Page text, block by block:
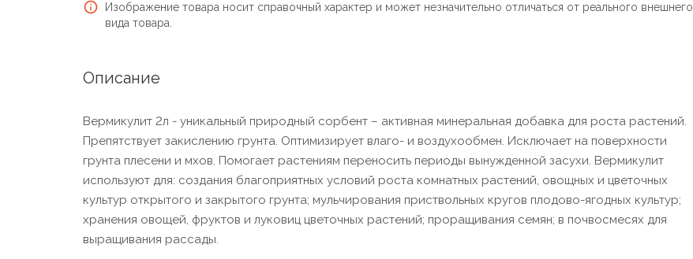
Изображение товара носит справочный характер и может незначительно отличаться от реального внешнего
вида товара.
Описание
Вермикулит 2л - уникальный природный сорбент – активная минеральная добавка для роста растений.
Препятствует закислению грунта. Оптимизирует влаго- и воздухообмен. Исключает на поверхности
грунта плесени и мхов. Помогает растениям переносить периоды вынужденной засухи. Вермикулит
используют для: создания благоприятных условий роста комнатных растений, овощных и цветочных
культур открытого и закрытого грунта; мульчирования приствольных кругов плодово-ягодных культур;
хранения овощей, фруктов и луковиц цветочных растений; проращивания семян; в почвосмесях для
выращивания рассады.